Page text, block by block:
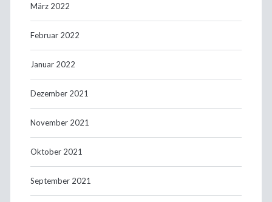
März 2022
Februar 2022
Januar 2022
Dezember 2021
November 2021
Oktober 2021
September 2021